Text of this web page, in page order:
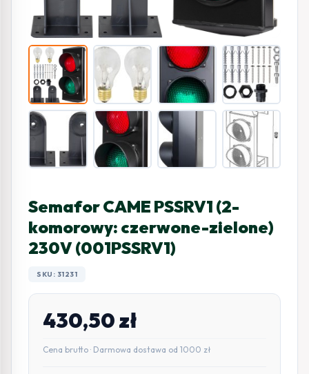
Semafor CAME PSSRV1 (2-
komorowy: czerwone-zielone)
230V (001PSSRV1)
SKU: 31231
430,50zł
Cena brutto · Darmowa dostawa od 1000 zł